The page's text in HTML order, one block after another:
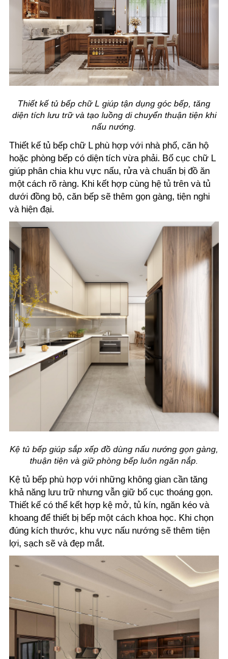
Thiết kế tủ bếp chữ L giúp tận dụng góc bếp, tăng
diện tích lưu trữ và tạo luồng di chuyển thuận tiện khi
nấu nướng.
Thiết kế tủ bếp chữ L phù hợp với nhà phố, căn hộ
hoặc phòng bếp có diện tích vừa phải. Bố cục chữ L
giúp phân chia khu vực nấu, rửa và chuẩn bị đồ ăn
một cách rõ ràng. Khi kết hợp cùng hệ tủ trên và tủ
dưới đồng bộ, căn bếp sẽ thêm gọn gàng, tiện nghi
và hiện đại.
Kệ tủ bếp giúp sắp xếp đồ dùng nấu nướng gọn gàng,
thuận tiện và giữ phòng bếp luôn ngăn nắp.
Kệ tủ bếp phù hợp với những không gian cần tăng
khả năng lưu trữ nhưng vẫn giữ bố cục thoáng gọn.
Thiết kế có thể kết hợp kệ mở, tủ kín, ngăn kéo và
khoang để thiết bị bếp một cách khoa học. Khi chọn
đúng kích thước, khu vực nấu nướng sẽ thêm tiện
lợi, sạch sẽ và đẹp mắt.